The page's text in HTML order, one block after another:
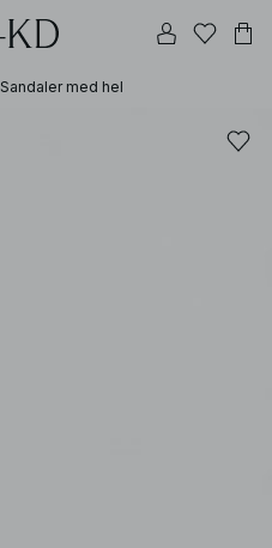
Sandaler med hel